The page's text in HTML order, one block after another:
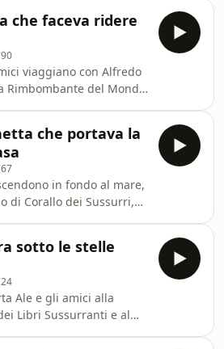
le stelle si riaccendono
l'acqua torna e gli
che faceva ridere
viaggiano con Alfredo
Rimbombante del Mondo
che sembrava diversa,
che accende i
risate.
che portava la
in fondo al mare,
di Corallo dei Sussurri,
i pescatori nella nebbia.
sotto le stelle
Ale e gli amici alla
Libri Sussurranti e al